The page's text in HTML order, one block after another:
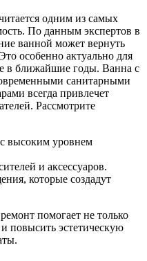
одним из самых
По данным экспертов в
ванной может вернуть
особенно актуально для
в ближайшие годы. Ванна с
санитарными
всегда привлечет
Рассмотрите
высоким уровнем
и аксессуаров.
которые создадут
помогает не только
повысить эстетическую